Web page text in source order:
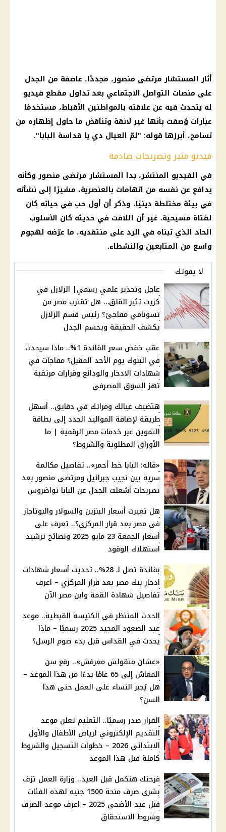
أثار المستشار مرتضى منصور، مجددًا، عاصفة من الجدل
على منصات التواصل الاجتماعي بعد تداول مقطع فيديو
له يتحدث فيه عن علاقته بالمواطنين الأقباط، مستخدمًا
عبارات وُصفت بأنها غير لائقة وتناقض ما حاول إظهاره من
تسامح، أبرزها قوله: "لمّ العيال دي يا قداسة البابا".
فيديو مثير وتصريحات صادمة
في الفيديو المنتشر، بدا المستشار مرتضى منصور وكأنه
يدافع عن نفسه من اتهامات بالعنصرية، مشيرًا إلى نشأته
في بيئة مختلطة دينيًا، وذكر أن أول حب في حياته كان
لفتاة مسيحية. غير أن اللافت في حديثه كان الأسلوب
الحاد الذي تبناه في الرد على منتقديه، ما عرّضه لهجوم
واسع من المتابعين والنشطاء.
لا يفوتك
عاجل وتحذير علمي رسمي| الزلازل في
كريت تثير القلق… هل تقترب مصر من
تسونامي مفاجئ؟ رئيس قسم الزلازل
يكشف الحقيقة ويحسم الجدل
عقب خفض سعر الفائدة 1%.. ماذا سيحدث
في البنوك يوم الأحد المقبل؟ مفاجآت في
شهادات الادخار والودائع وقرارات مرتقبة
تهز السوق المصرفي
هتضيف عيالك ومراتك في دقايق.. أسهل
طريقة لإضافة المواليد الجدد إلى بطاقة
التموين عبر خدمات مصر الرقمية | ما
الأوراق المطلوبة والشروط؟
«قاله: البابا خط أحمر».. تفاصيل مكالمة
سرية بين نجيب جبرائيل ومرتضى منصور بعد
تصريحات أشعلت الجدل عن البابا تواضروس
هل تغيرت أسعار البنزين والسولار والبوتاجاز
في مصر بعد قرار المركزي؟.. تعرف على
أسعار الجمعة 23 مايو 2025 ونصائح ترشيد
استهلاك الوقود
بفائدة تصل لـ 28%.. تحديث أسعار شهادات
ادخار بنك مصر بعد قرار المركزي – اعرف
تفاصيل شهادة القمة وابن مصر الآن
الحدث المنتظر في الكنيسة القبطية.. موعد
عيد الصعود المجيد 2025 رسميًا – ماذا
يحدث في القداس قبل بدء صوم الرسل؟
«عشان متقولش معرفش».. رفع سن
المعاش إلى 65 عامًا بدءًا من هذا الموعد –
هل يُجبر النساء على العمل حتى هذا
السن؟
القرار صدر رسميًا.. التعليم تعلن موعد
التقديم الإلكتروني لرياض الأطفال والأول
الابتدائي 2026 – خطوات التسجيل والشروط
كاملة قبل هذا الموعد
فرحتك هتكمل قبل العيد.. وزارة العمل تزف
بشرى صرف منحة 1500 جنيه لهذه الفئات
قبل عيد الأضحى 2025 – اعرف موعد الصرف
وشروط الاستحقاق